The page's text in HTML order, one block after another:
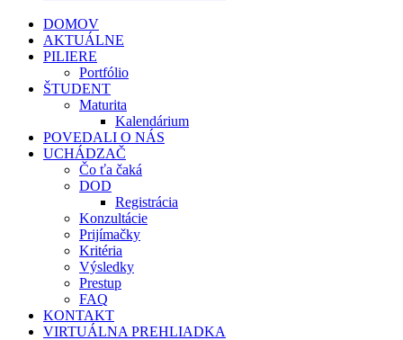
DOMOV
AKTUÁLNE
PILIERE
Portfólio
ŠTUDENT
Maturita
Kalendárium
POVEDALI O NÁS
UCHÁDZAČ
Čo ťa čaká
DOD
Registrácia
Konzultácie
Prijímačky
Kritéria
Výsledky
Prestup
FAQ
KONTAKT
VIRTUÁLNA PREHLIADKA